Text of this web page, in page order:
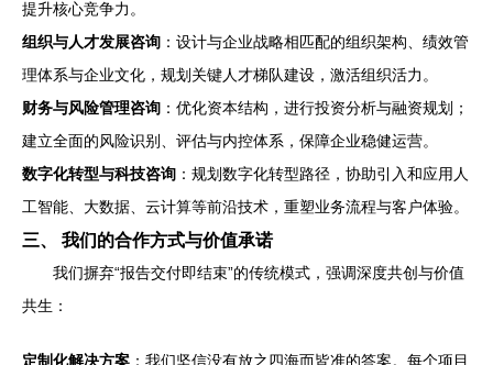
提升核心竞争力。
组织与人才发展咨询 ：设计与企业战略相匹配的组织架构、绩效管
理体系与企业文化，规划关键人才梯队建设，激活组织活力。
财务与风险管理咨询 ：优化资本结构，进行投资分析与融资规划；
建立全面的风险识别、评估与内控体系，保障企业稳健运营。
数字化转型与科技咨询 ：规划数字化转型路径，协助引入和应用人
工智能、大数据、云计算等前沿技术，重塑业务流程与客户体验。
三、 我们的合作方式与价值承诺
我们摒弃“报告交付即结束”的传统模式，强调深度共创与价值
共生：
定制化解决方案 ：我们坚信没有放之四海而皆准的答案。每个项目